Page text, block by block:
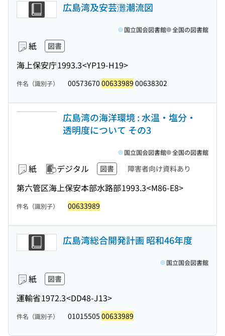
広島湾及安芸灘潮流図
紙 図書
海上保安庁1993.3<YP19-H19>
国立国会図書館 全国の図書館
件名（識別子） 00573670 00633989 00638302
広島湾の海洋環境 : 水温・塩分・
透明度について その3
紙 デジタル 図書 障害者向け資料あり
第六管区海上保安本部水路部1993.3<M86-E8>
国立国会図書館 全国の図書館
件名（識別子） 00633989
広島湾総合開発計画 昭和46年度
紙 図書
運輸省1972.3<DD48-J13>
国立国会図書館
件名（識別子） 01015505 00633989